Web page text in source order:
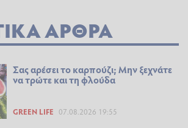
ΆΡΘΡΑ
Σας αρέσει το καρπούζι; Μην ξεχνάτε
να τρώτε και τη φλούδα
GREEN LIFE 07.08.2026 19:55